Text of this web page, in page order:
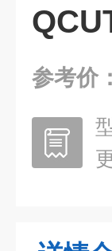
参考价：